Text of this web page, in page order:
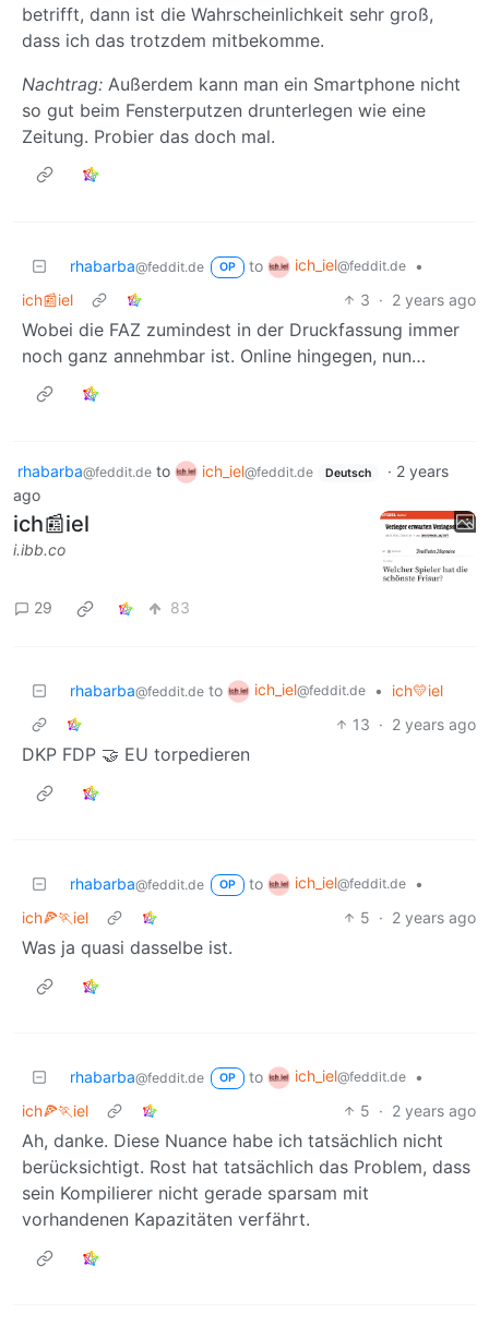
betrifft, dann ist die Wahrscheinlichkeit sehr groß,
dass ich das trotzdem mitbekomme.
Nachtrag: Außerdem kann man ein Smartphone nicht
so gut beim Fensterputzen drunterlegen wie eine
Zeitung. Probier das doch mal.
rhabarba@feddit.de OP to ich_iel@feddit.de
•
ich📰iel
3 · 2 years ago
Wobei die FAZ zumindest in der Druckfassung immer
noch ganz annehmbar ist. Online hingegen, nun…
rhabarba@feddit.de to ich_iel@feddit.de Deutsch · 2 years
ago
ich📰iel
i.ibb.co
29 83
rhabarba@feddit.de to ich_iel@feddit.de •
ich💛iel
13 · 2 years ago
DKP FDP 🤝 EU torpedieren
rhabarba@feddit.de OP to ich_iel@feddit.de
•
ich🍕🏃iel
5 · 2 years ago
Was ja quasi dasselbe ist.
rhabarba@feddit.de OP to ich_iel@feddit.de
•
ich🍕🏃iel
5 · 2 years ago
Ah, danke. Diese Nuance habe ich tatsächlich nicht
berücksichtigt. Rost hat tatsächlich das Problem, dass
sein Kompilierer nicht gerade sparsam mit
vorhandenen Kapazitäten verfährt.